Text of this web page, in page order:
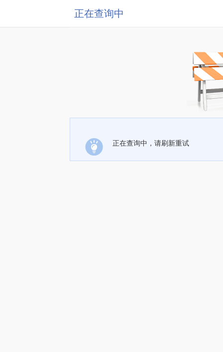
正在查询中
正在查询中，请刷新重试